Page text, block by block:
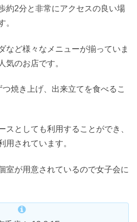
約2分と非常にアクセスの良い場
。
など様々なメニューが揃っていま
気のお店です。
焼き上げ、出来立てを食べるこ
スとしても利用することができ、
用されています。
室が用意されているので女子会に